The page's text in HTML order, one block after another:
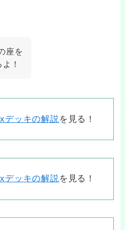
座を
！
デッキの解説を見る！
デッキの解説を見る！